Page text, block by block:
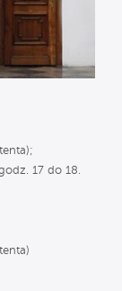
17 do 18.